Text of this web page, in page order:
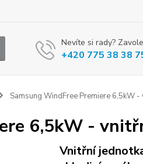
Nevíte si rady?
+420 775 38 38
Samsung WindFree Premiere 6,5kW -
6,5kW -
Vnitřní